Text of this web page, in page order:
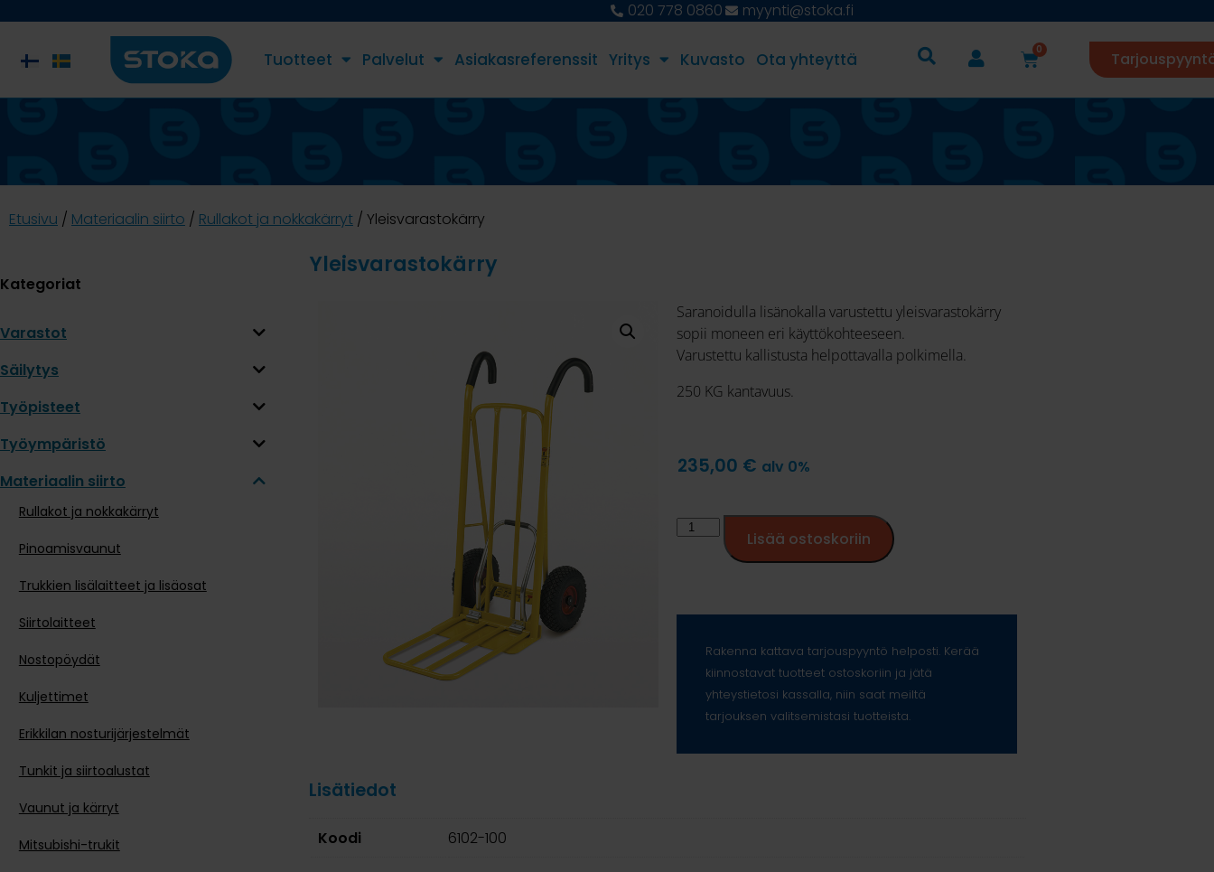
020 778 0860 myynti@stoka.fi
Tuotteet Palvelut Asiakasreferenssit Yritys Kuvasto Ota yhteyttä 0
Etusivu / Materiaalin siirto / Rullakot ja nokkakärryt / Yleisvarastokärry
Kategoriat
Varastot
Säilytys
Työpisteet
Työympäristö
Materiaalin siirto
Rullakot ja nokkakärryt
Pinoamisvaunut
Trukkien lisälaitteet ja lisäosat
Siirtolaitteet
Nostopöydät
Kuljettimet
Erikkilan nosturijärjestelmät
Tunkit ja siirtoalustat
Vaunut ja kärryt
Mitsubishi-trukit
Yleisvarastokärry
Saranoidulla lisänokalla varustettu yleisvarastokärry
sopii moneen eri käyttökohteeseen.
Varustettu kallistusta helpottavalla polkimella.
250 KG kantavuus.
235,00 € alv 0%
Lisää ostoskoriin
Rakenna kattava tarjouspyyntö helposti. Kerää
kiinnostavat tuotteet ostoskoriin ja jätä
yhteystietosi kassalla, niin saat meiltä
tarjouksen valitsemistasi tuotteista.
Lisätiedot
Koodi 6102-100